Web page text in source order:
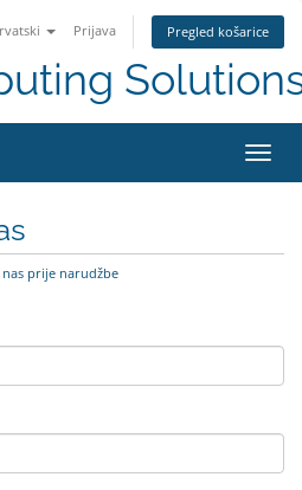
Prijava Pregled košarice
prije narudžbe